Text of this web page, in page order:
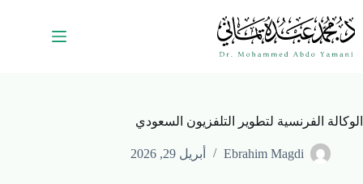
الوكالة الفرنسية لتطوير التلفزيون السعودي
Ebrahim Magdi أبريل 29, 2026